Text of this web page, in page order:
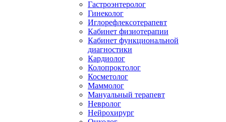
Гастроэнтеролог
Гинеколог
Иглорефлексотерапевт
Кабинет физиотерапии
Кабинет функциональной
диагностики
Кардиолог
Колопроктолог
Косметолог
Маммолог
Мануальный терапевт
Невролог
Нейрохирург